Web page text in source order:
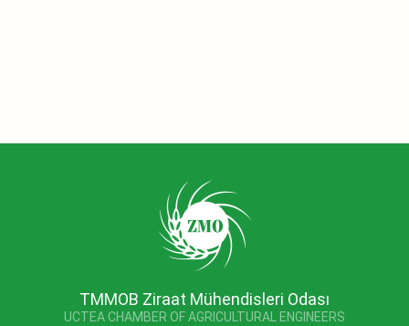
TMMOB Ziraat Mühendisleri Odası
UCTEA CHAMBER OF AGRICULTURAL ENGINEERS